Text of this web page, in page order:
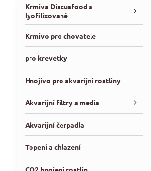
Krmiva Discusfood a
lyofilizované
Krmivo pro chovatele
pro krevetky
Hnojivo pro akvarijní rostliny
Akvarijní filtry a media
Akvarijní čerpadla
Topení a chlazení
CO2 hnojení rostlin